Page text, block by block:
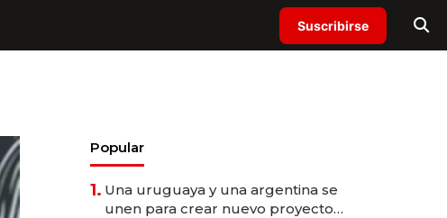
Suscribirse
Popular
1. Una uruguaya y una argentina se
unen para crear nuevo proyecto